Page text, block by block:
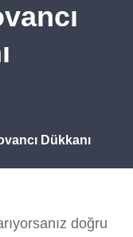
Dükkanı
doğru